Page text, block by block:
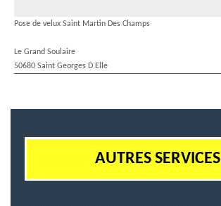
Pose de velux Saint Martin Des Champs
Le Grand Soulaire
50680 Saint Georges D Elle
AUTRES SERVICES